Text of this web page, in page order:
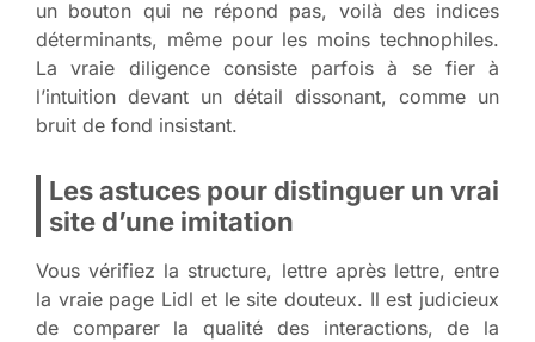
un bouton qui ne répond pas, voilà des indices
déterminants, même pour les moins technophiles.
La vraie diligence consiste parfois à se fier à
l’intuition devant un détail dissonant, comme un
bruit de fond insistant.
Les astuces pour distinguer un vrai
site d’une imitation
Vous vérifiez la structure, lettre après lettre, entre
la vraie page Lidl et le site douteux. Il est judicieux
de comparer la qualité des interactions, de la